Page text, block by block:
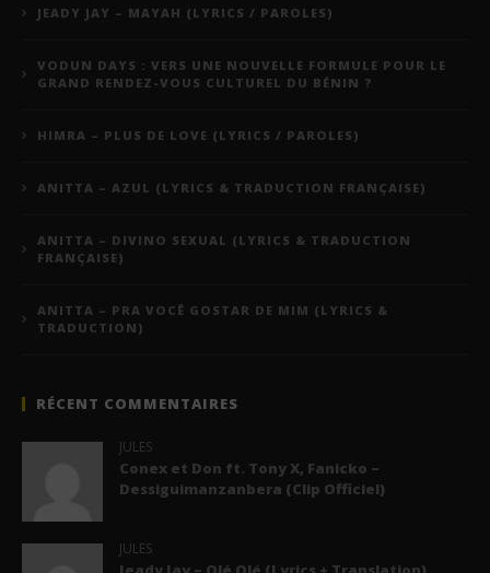
JEADY JAY – MAYAH (LYRICS / PAROLES)
VODUN DAYS : VERS UNE NOUVELLE FORMULE POUR LE
GRAND RENDEZ-VOUS CULTUREL DU BÉNIN ?
HIMRA – PLUS DE LOVE (LYRICS / PAROLES)
ANITTA – AZUL (LYRICS & TRADUCTION FRANÇAISE)
ANITTA – DIVINO SEXUAL (LYRICS & TRADUCTION
FRANÇAISE)
ANITTA – PRA VOCÊ GOSTAR DE MIM (LYRICS &
TRADUCTION)
RÉCENT COMMENTAIRES
JULES
Conex et Don ft. Tony X, Fanicko –
Dessiguimanzanbera (Clip Officiel)
JULES